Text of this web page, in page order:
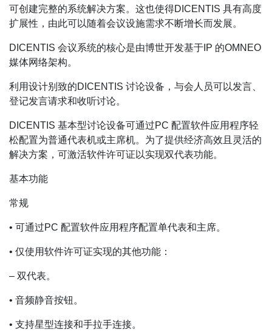
可创建完整的系统解决方案。这也使得DICENTIS 具有高度
扩展性，由此可以随着会议设施需求不断增长而发展。
DICENTIS 会议系统的核心是由博世开发基于IP 的OMNEO
媒体网络架构。
利用设计别致的DICENTIS 讨论设备，与会人员可以发言、
登记发言请求和收听讨论。
DICENTIS 基本型讨论设备可通过PC 配置软件应用程序轻
松配置为普通代表机或主席机。为了提供经济高效且灵活的
解决方案，可激活软件许可证以实现双代表功能。
基本功能
常规
• 可通过PC 配置软件应用程序配置单代表和主席。
• 仅使用软件许可证实现的其他功能：
– 双代表。
• 音频静音按钮。
• 支持星型连接和手拉手连接。